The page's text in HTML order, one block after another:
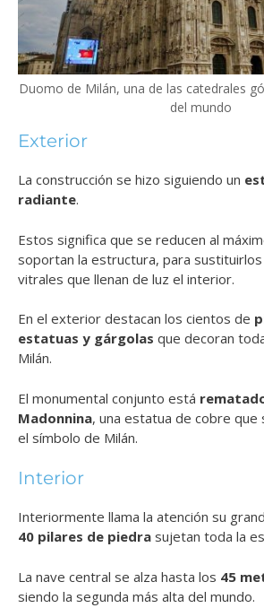
Duomo de Milán, una de las catedrales
del mundo
Exterior
La construcción se hizo siguiendo un
radiante.
Estos significa que se reducen al
soportan la estructura, para
vitrales que llenan de luz el interior.
En el exterior destacan los cientos de
estatuas y gárgolas que decoran
Milán.
El monumental conjunto está
Madonnina, una estatua de cobre que
el símbolo de Milán.
Interior
Interiormente llama la atención su
40 pilares de piedra sujetan toda la
La nave central se alza hasta los 45
siendo la segunda más alta del mundo.